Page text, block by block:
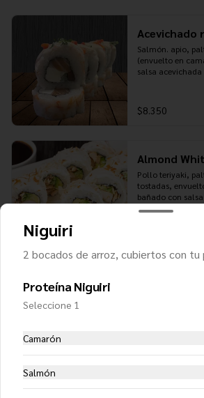
Acevichado
Salmón. apio,
(envuelto en
salsa acevichada
$8.350
Almond
Pollo teriyaki,
tostadas,
bañado con
Niguiri
2 bocados de arroz, cubiertos con
Proteína Niguiri
Seleccione 1
Camarón
Salmón